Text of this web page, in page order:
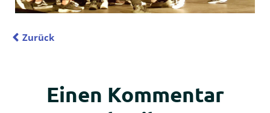
Zurück
Einen Kommentar